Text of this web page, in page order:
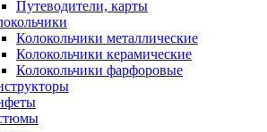
Путеводители, карты
Колокольчики металлические
Колокольчики керамические
Колокольчики фарфоровые